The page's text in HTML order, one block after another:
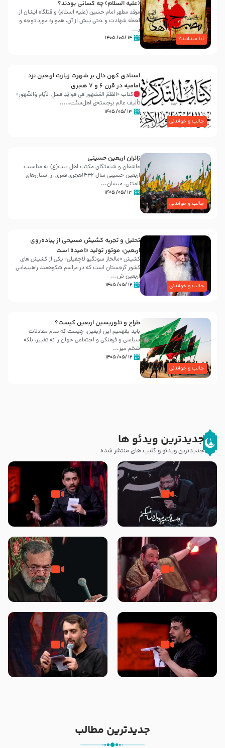
آیا میدانید؟
(علیه السلام) چه کسانی بودند؟
مرقد مطهر امام حسین (علیه السلام) و قتلگاه ایشان از
لحظه شهادت و حتی پیش از آن، همواره مورد توجه و
ز...
۱۴ /۰۵/ ۱۴۰۵
جالب و خواندنی
اسنادی کهن دال بر شهرت زیارت اربعین نزد
امامیه در قرن ۶ و ۷ هجری
کتاب «العَلَمُ المَشهور في فَوائِدِ فَضلِ الأيّامِ وَالشُّهورِ»
تألیف عالم برجسته‌ی اهل‌سنّت…...
۱۳ /۰۵/ ۱۴۰۵
جالب و خواندنی
زائران اربعین حسینی
عاشقان و شیفتگان مکتب اهل بیت(ع) به مناسبت
اربعین حسینی سال ۱۴۴۲هجری قمری از استان‌های
المثنی، میسان...
۱۳ /۰۵/ ۱۴۰۵
جالب و خواندنی
تحلیل و تجربه کشیش مسیحی از پیاده‌روی
اربعین: موتور تولید «امید» است
کشیش «مالخاز سونگیو لاچفیلی» یکی از کشیش های
کشور گرجستان است که در مراسم شکوهمند راهپیمایی
اربعین ش...
۱۲ /۰۵/ ۱۴۰۵
جالب و خواندنی
طراح و تئوریسین اربعین کیست؟
باید بفهمیم این اربعین، چیست که تمام معادلات
سیاسی و فرهنگی و اجتماعی جهان را نه تغییر، بلکه
شخم میز...
۱۲ /۰۵/ ۱۴۰۵
جدیدترین ویدئو ها
جدیدترین ویدئو و کلیپ های منتشر شده
مصداق کربلا – حاج حسین سیب
سرخی
شور ، حسینا! به‌ حق زهرا «أُنْظُرْ
إِلَینا» – عزاداری شب هفتم ماه
جانا جانا ابی عبدالله – کربلایی جواد
مقدم – شب هشتم محرم 1448 –
مادر منم مثل تو خمیدم – حاج
محمود کریمی – شهادت حضرت
هیئت رایة العباس علیه السلام
تک ، عبّاس، صاحب دل‌هاست –
حاج حنیف طاهری – عزاداری شب
من غلام نوکراتم من عاشق کربلاتم
– شور زمینه – شب هفتم – محرم
جدیدترین مطالب